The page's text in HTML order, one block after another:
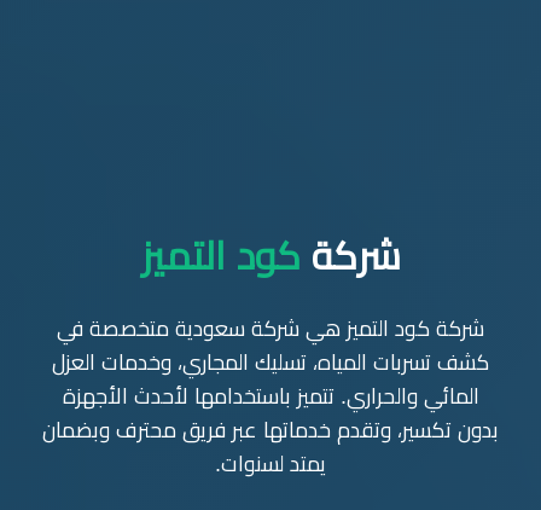
شركة كود التميز
شركة كود التميز هي شركة سعودية متخصصة في
كشف تسربات المياه، تسليك المجاري، وخدمات العزل
المائي والحراري. تتميز باستخدامها لأحدث الأجهزة
بدون تكسير، وتقدم خدماتها عبر فريق محترف وبضمان
يمتد لسنوات.